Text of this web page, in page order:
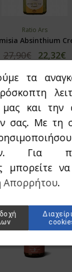
Ratio Ars
Absinthium
27,90€ 22,32€
KANNABIO
- ΕΛΑΙΟ ΜΑΣΑΖ
150ml
31,90€ 27,10€
τα
μας και την
σας. Με τη
Για
μπορείτε να
Απορρήτου.